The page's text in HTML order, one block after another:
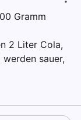
Gramm
2 Liter Cola,
sauer,